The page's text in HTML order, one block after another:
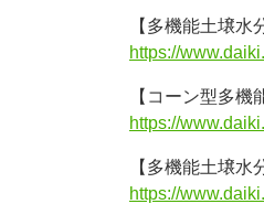
【多機能土壌水
https://
【コーン型多機
https://
【多機能土壌水
https://